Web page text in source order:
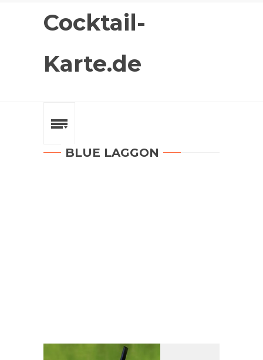
Cocktail-
Karte.de
BLUE LAGGON